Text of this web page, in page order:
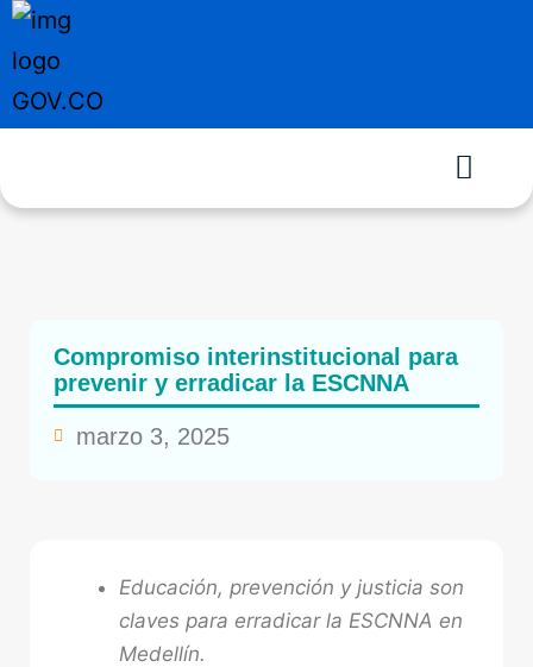
Compromiso interinstitucional para
prevenir y erradicar la ESCNNA
marzo 3, 2025
Educación, prevención y justicia son
claves para erradicar la ESCNNA en
Medellín.